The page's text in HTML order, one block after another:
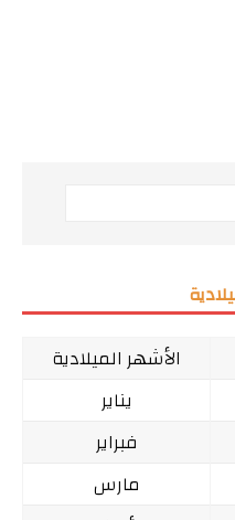
الأشهر الميلادية
يناير
فبراير
مارس